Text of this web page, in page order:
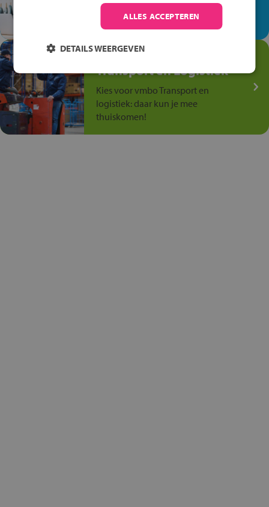
op de winkelvloer, waar elke dag
anders is!
Jouw talent in de
Transport en Logistiek
Kies voor vmbo Transport en
logistiek: daar kun je mee
thuiskomen!
ALLES ACCEPTEREN
DETAILS WEERGEVEN